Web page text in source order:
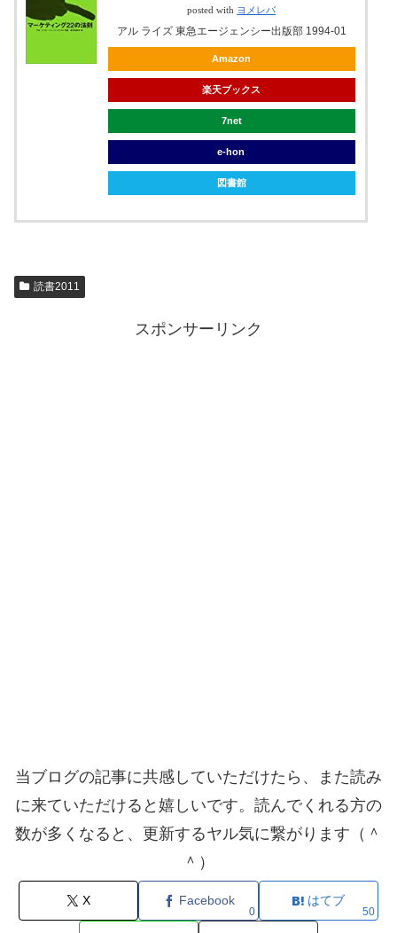
posted with ヨメレバ
アル ライズ 東急エージェンシー出版部 1994-01
Amazon
楽天ブックス
7net
e-hon
図書館
読書2011
スポンサーリンク
当ブログの記事に共感していただけたら、また読み
に来ていただけると嬉しいです。読んでくれる方の
数が多くなると、更新するヤル気に繋がります（＾
＾）
X Facebook
0
はてブ
50